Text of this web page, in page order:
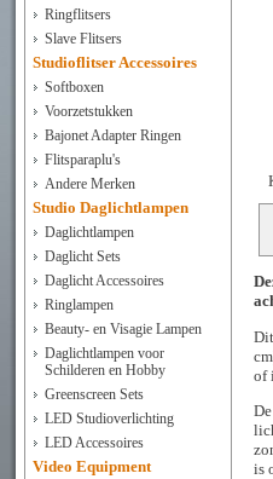
Ringflitsers
Slave Flitsers
Studioflitser Accessoires
Softboxen
Voorzetstukken
Bajonet Adapter Ringen
Flitsparaplu's
Andere Merken
Studio Daglichtlampen
Daglichtlampen
Daglicht Sets
Daglicht Accessoires
Ringlampen
Beauty- en Visagie Lampen
Daglichtlampen voor
Schilderen en Hobby
Greenscreen Sets
LED Studioverlichting
LED Accessoires
Video Equipment
Dit
of
is